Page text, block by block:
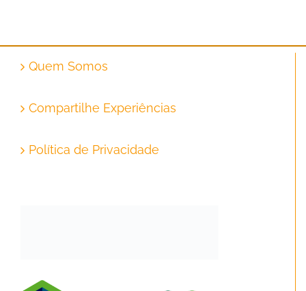
Quem Somos
Compartilhe Experiências
Política de Privacidade